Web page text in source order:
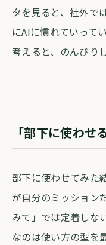
タを見ると、社外で
にAIに慣れていって
考えると、のんびり
「部下に使わせ
部下に使わせてみた
が自分のミッション
みて」では定着しな
なのは使い方の型を